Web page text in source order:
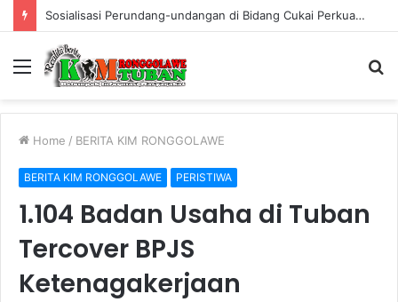
Sosialisasi Perundang-undangan di Bidang Cukai Perkuat Komitmen Berantas Rokok Ilegal di Kabupaten Tuban
Menu
Home / BERITA KIM RONGGOLAWE
BERITA KIM RONGGOLAWE PERISTIWA
1.104 Badan Usaha di Tuban
Tercover BPJS
Ketenagakerjaan